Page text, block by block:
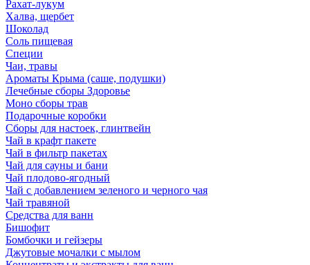
Рахат-лукум
Халва, щербет
Шоколад
Соль пищевая
Специи
Чаи, травы
Ароматы Крыма (саше, подушки)
Лечебные сборы Здоровье
Моно сборы трав
Подарочные коробки
Сборы для настоек, глинтвейн
Чай в крафт пакете
Чай в фильтр пакетах
Чай для сауны и бани
Чай плодово-ягодный
Чай с добавлением зеленого и черного чая
Чай травяной
Средства для ванн
Бишофит
Бомбочки и гейзеры
Джутовые мочалки с мылом